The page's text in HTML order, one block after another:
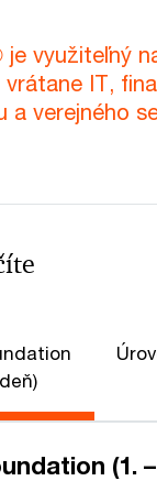
je využiteľný
IT,
a verejného
(1.